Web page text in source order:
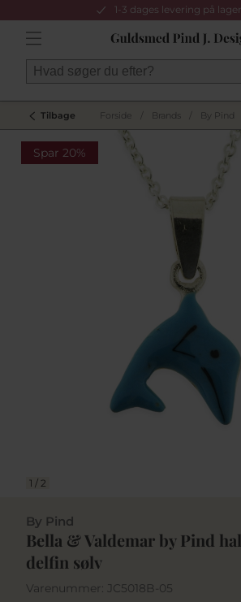
1-3 dages levering på
Tilbage Forside Brands By Pind
Spar 20%
1 / 2
By Pind
Bella & Valdemar by Pind
delfin sølv
Varenummer: JC5018B-05